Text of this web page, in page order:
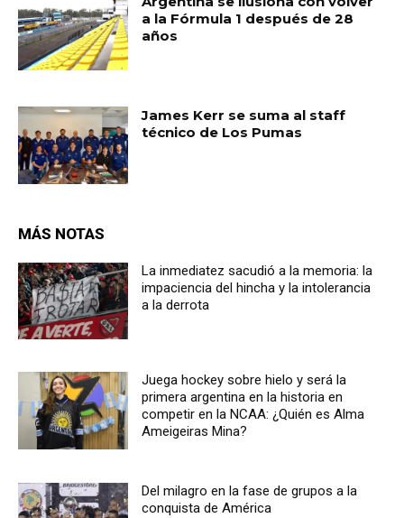
a la Fórmula 1 después de 28
años
James Kerr se suma al staff
técnico de Los Pumas
MÁS NOTAS
La inmediatez sacudió a la memoria: la
impaciencia del hincha y la intolerancia
a la derrota
Juega hockey sobre hielo y será la
primera argentina en la historia en
competir en la NCAA: ¿Quién es Alma
Ameigeiras Mina?
Del milagro en la fase de grupos a la
conquista de América